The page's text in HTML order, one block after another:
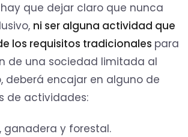
que dejar claro que nunca
ni ser alguna actividad que
los requisitos tradicionales para
de una sociedad limitada al
deberá encajar en alguno de
de actividades:
ganadera y forestal.